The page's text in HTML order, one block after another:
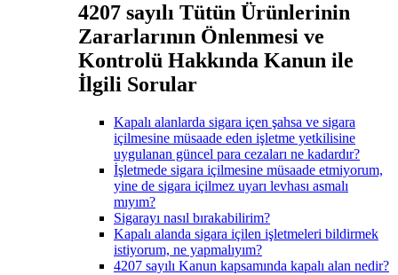
4207 sayılı Tütün Ürünlerinin
Zararlarının Önlenmesi ve
Kontrolü Hakkında Kanun ile
İlgili Sorular
Kapalı alanlarda sigara içen şahsa ve sigara
içilmesine müsaade eden işletme yetkilisine
uygulanan güncel para cezaları ne kadardır?
İşletmede sigara içilmesine müsaade etmiyorum,
yine de sigara içilmez uyarı levhası asmalı
mıyım?
Sigarayı nasıl bırakabilirim?
Kapalı alanda sigara içilen işletmeleri bildirmek
istiyorum, ne yapmalıyım?
4207 sayılı Kanun kapsamında kapalı alan nedir?